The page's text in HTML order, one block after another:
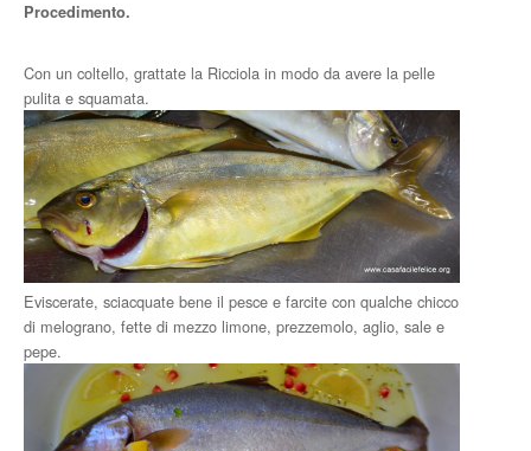
Procedimento.
Con un coltello, grattate la Ricciola in modo da avere la pelle
pulita e squamata.
Eviscerate, sciacquate bene il pesce e farcite con qualche chicco
di melograno, fette di mezzo limone, prezzemolo, aglio, sale e
pepe.